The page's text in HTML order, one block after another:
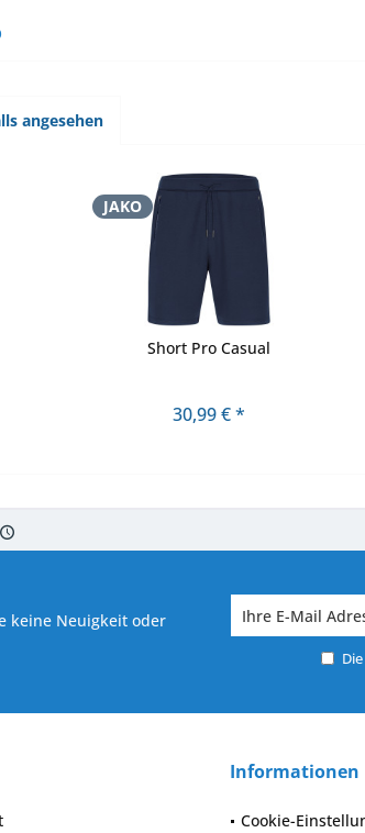
angesehen
JAKO
Short Pro Casual
30,99 € *
keine Neuigkeit oder
Die
Informationen
Cookie-